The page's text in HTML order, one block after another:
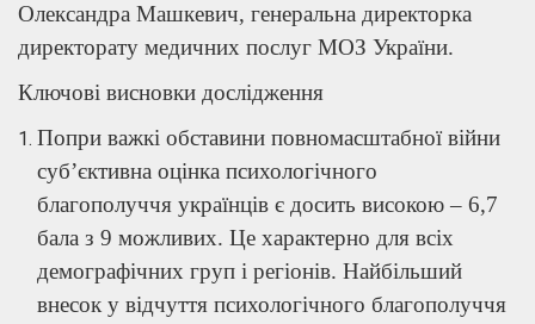
Олександра Машкевич, генеральна директорка
директорату медичних послуг МОЗ України.
Ключові висновки дослідження
Попри важкі обставини повномасштабної війни
суб’єктивна оцінка психологічного
благополуччя українців є досить високою – 6,7
бала з 9 можливих. Це характерно для всіх
демографічних груп і регіонів. Найбільший
внесок у відчуття психологічного благополуччя